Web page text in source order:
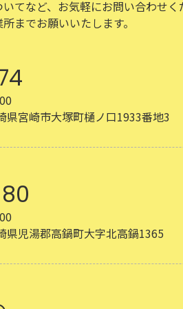
てなど、お気軽にお問い合わせく
までお願いいたします。
県宮崎市大塚町樋ノ口1933番地3
県児湯郡高鍋町大字北高鍋1365